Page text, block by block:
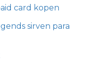
card kopen
sirven para